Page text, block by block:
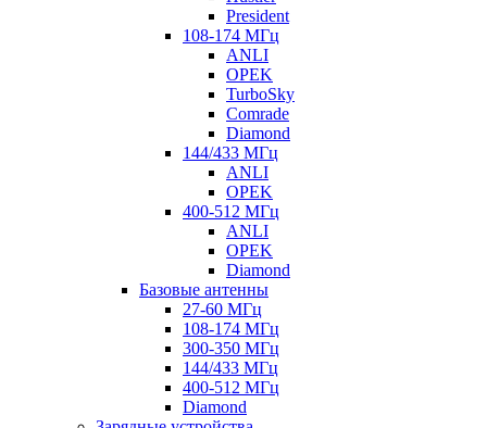
President
108-174 МГц
ANLI
OPEK
TurboSky
Comrade
Diamond
144/433 МГц
ANLI
OPEK
400-512 МГц
ANLI
OPEK
Diamond
Базовые антенны
27-60 МГц
108-174 МГц
300-350 МГц
144/433 МГц
400-512 МГц
Diamond